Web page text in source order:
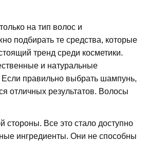
на тип волос и
подбирать те средства, которые
тренд среди косметики.
и натуральные
правильно выбрать шампунь,
отличных результатов. Волосы
стороны. Все это стало доступно
ингредиенты. Они не способны